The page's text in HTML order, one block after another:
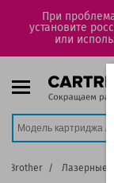
При
установите
или
Brother Лазерные